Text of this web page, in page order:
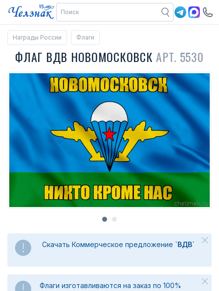
Награды России Флаги
ФЛАГ ВДВ НОВОМОСКОВСКАРТ. 5530
Скачать Коммерческое предложение `ВДВ`
Флаги изготавливаются на заказ по 100%